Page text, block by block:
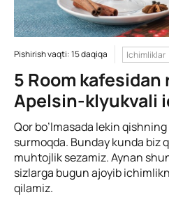
Pishirish vaqti: 15 daqiqa Ichimliklar
5 Room
Apelsin-klyukvali
Qor bo’lmasada lekin
surmoqda. Bunday kunda biz
muhtojlik sezamiz. Aynan
sizlarga bugun ajoyib
qilamiz.